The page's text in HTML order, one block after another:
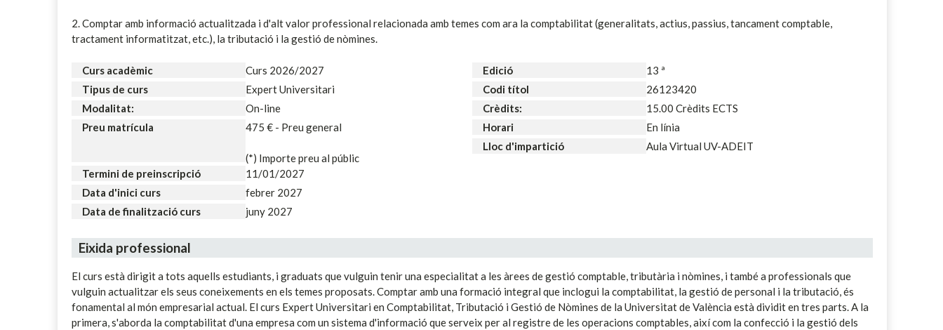
2. Comptar amb informació actualitzada i d'alt valor professional relacionada amb temes com ara la comptabilitat (generalitats, actius, passius, tancament comptable,
tractament informatitzat, etc.), la tributació i la gestió de nòmines.
Curs acadèmic
Curs 2026/2027
Tipus de curs
Expert Universitari
Modalitat:
On-line
Preu matrícula
475 € - Preu general
(*) Importe preu al públic
Termini de preinscripció
11/01/2027
Data d'inici curs
febrer 2027
Data de finalització curs
juny 2027
Edició
13 ª
Codi títol
26123420
Crèdits:
15.00 Crèdits ECTS
Horari
En línia
Lloc d'impartició
Aula Virtual UV-ADEIT
Eixida professional
El curs està dirigit a tots aquells estudiants, i graduats que vulguin tenir una especialitat a les àrees de gestió comptable, tributària i nòmines, i també a professionals que
vulguin actualitzar els seus coneixements en els temes proposats. Comptar amb una formació integral que inclogui la comptabilitat, la gestió de personal i la tributació, és
fonamental al món empresarial actual. El curs Expert Universitari en Comptabilitat, Tributació i Gestió de Nòmines de la Universitat de València està dividit en tres parts. A la
primera, s'aborda la comptabilitat d'una empresa com un sistema d'informació que serveix per al registre de les operacions comptables, així com la confecció i la gestió dels